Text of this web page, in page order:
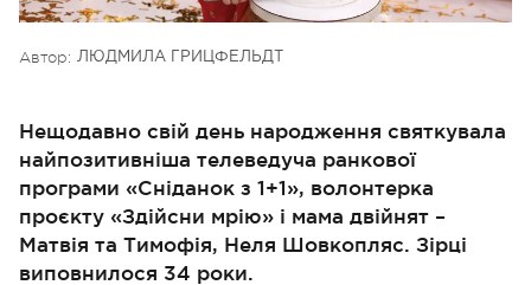
Автор: ЛЮДМИЛА ГРИЦФЕЛЬДТ
Нещодавно свій день народження святкувала
найпозитивніша телеведуча ранкової
програми «Сніданок з 1+1», волонтерка
проєкту «Здійсни мрію» і мама двійнят –
Матвія та Тимофія, Неля Шовкопляс. Зірці
виповнилося 34 роки.